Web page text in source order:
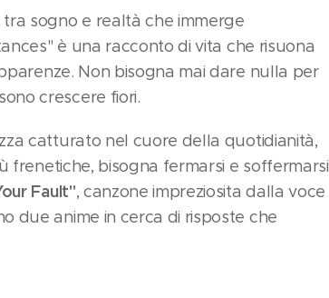
sogno e realtà che immerge
è una racconto di vita che risuona
Non bisogna mai dare nulla per
crescere fiori.
catturato nel cuore della quotidianità,
bisogna fermarsi e soffermarsi
Fault", canzone impreziosita dalla voce
due anime in cerca di risposte che